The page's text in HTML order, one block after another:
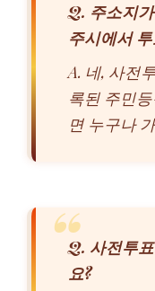
Q. 주소지
주시에서
A. 네, 사전
록된 주민
면 누구나
Q. 사전투
요?